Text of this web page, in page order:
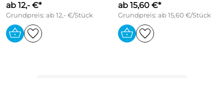
ab 12,- €*
Grundpreis: ab 12,- €/Stück
ab 15,60 €*
Grundpreis: ab 15,60 €/Stück